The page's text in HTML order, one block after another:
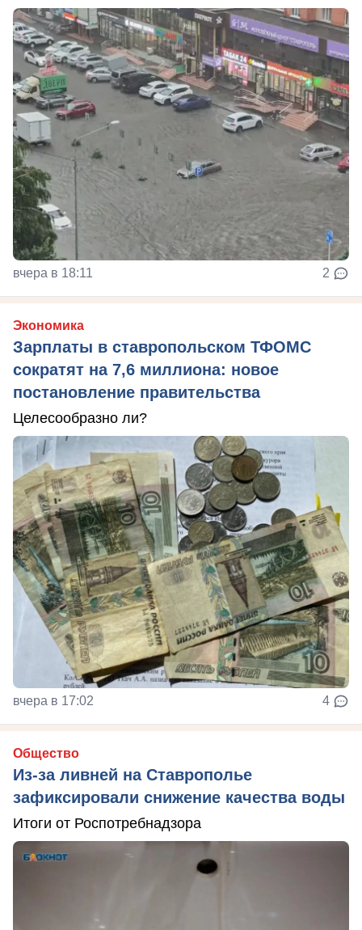
вчера в 18:11 2
Экономика
Зарплаты в ставропольском ТФОМС
сократят на 7,6 миллиона: новое
постановление правительства
Целесообразно ли?
вчера в 17:02 4
Общество
Из-за ливней на Ставрополье
зафиксировали снижение качества воды
Итоги от Роспотребнадзора